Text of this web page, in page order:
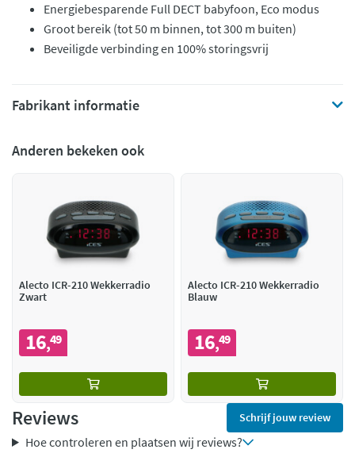
Energiebesparende Full DECT babyfoon, Eco modus
Groot bereik (tot 50 m binnen, tot 300 m buiten)
Beveiligde verbinding en 100% storingsvrij
Fabrikant informatie
Anderen bekeken ook
Alecto ICR-210 Wekkerradio
Zwart
16,49
Alecto ICR-210 Wekkerradio
Blauw
16,49
Reviews Schrijf jouw review
Hoe controleren en plaatsen wij reviews?